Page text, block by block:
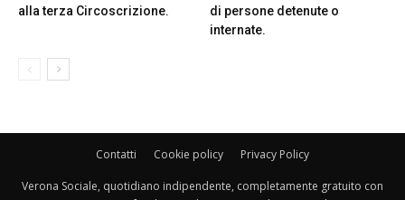
alla terza Circoscrizione.
di persone detenute o
internate.
Contatti Cookie policy Privacy Policy
Verona Sociale, quotidiano indipendente, completamente gratuito con